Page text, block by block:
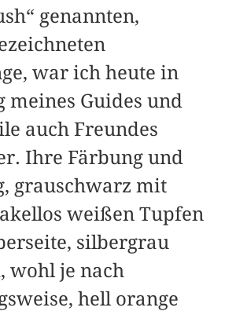
genannten,
war ich heute in
meines Guides und
auch Freundes
Ihre Färbung und
grauschwarz mit
weißen Tupfen
silbergrau
wohl je nach
hell orange